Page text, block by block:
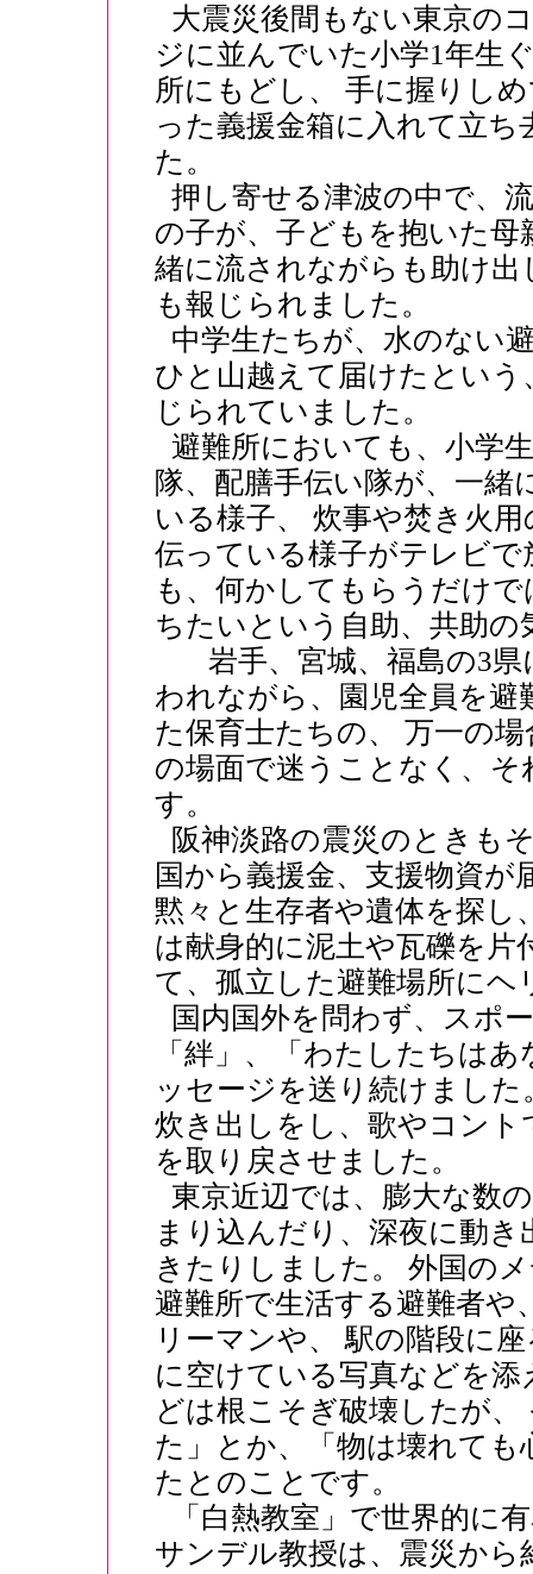
大震災後間もない東京の
ジに並んでいた小学1年生
所にもどし、 手に握りし
った義援金箱に入れて立
た。
押し寄せる津波の中で、
の子が、子どもを抱いた
緒に流されながらも助け
も報じられました。
中学生たちが、水のない
ひと山越えて届けたとい
じられていました。
避難所においても、小学
隊、配膳手伝い隊が、一
いる様子、 炊事や焚き火
伝っている様子がテレビ
も、何かしてもらうだけ
ちたいという自助、共助
岩手、宮城、福島の3県
われながら、園児全員を
た保育士たちの、 万一の
の場面で迷うことなく、
す。
阪神淡路の震災のときも
国から義援金、支援物資が
黙々と生存者や遺体を探
は献身的に泥土や瓦礫を片
て、孤立した避難場所に
国内国外を問わず、スポ
「絆」、「わたしたちは
ッセージを送り続けまし
炊き出しをし、歌やコント
を取り戻させました。
東京近辺では、膨大な数
まり込んだり、深夜に動
きたりしました。 外国の
避難所で生活する避難者
リーマンや、 駅の階段に
に空けている写真などを
どは根こそぎ破壊したが
た」とか、「物は壊れて
たとのことです。
「白熱教室」で世界的に
サンデル教授は、震災か